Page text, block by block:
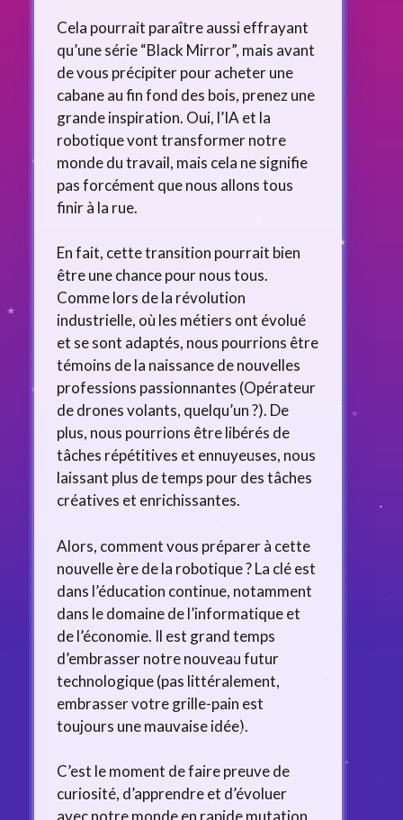
Cela pourrait paraître aussi effrayant
qu’une série “Black Mirror”, mais avant
de vous précipiter pour acheter une
cabane au fin fond des bois, prenez une
grande inspiration. Oui, l’IA et la
robotique vont transformer notre
monde du travail, mais cela ne signifie
pas forcément que nous allons tous
finir à la rue.
En fait, cette transition pourrait bien
être une chance pour nous tous.
Comme lors de la révolution
industrielle, où les métiers ont évolué
et se sont adaptés, nous pourrions être
témoins de la naissance de nouvelles
professions passionnantes (Opérateur
de drones volants, quelqu’un ?). De
plus, nous pourrions être libérés de
tâches répétitives et ennuyeuses, nous
laissant plus de temps pour des tâches
créatives et enrichissantes.
Alors, comment vous préparer à cette
nouvelle ère de la robotique ? La clé est
dans l’éducation continue, notamment
dans le domaine de l’informatique et
de l’économie. Il est grand temps
d’embrasser notre nouveau futur
technologique (pas littéralement,
embrasser votre grille-pain est
toujours une mauvaise idée).
C’est le moment de faire preuve de
curiosité, d’apprendre et d’évoluer
avec notre monde en rapide mutation.